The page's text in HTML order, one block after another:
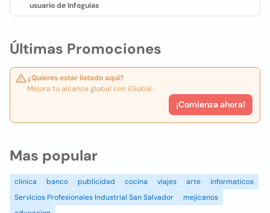
usuario de Infoguías
Últimas Promociones
¿Quieres estar listado aquí?
Mejora tu alcance global con iGlobal.
¡Comienza ahora!
Mas popular
clinica banco publicidad cocina viajes arte
informaticos
Servicios Profesionales Industrial San Salvador
mejicanos